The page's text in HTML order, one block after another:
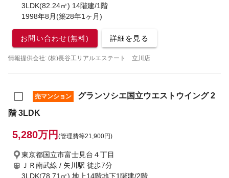
3LDK(82.24㎡) 14階建/1階
1998年8月(築28年1ヶ月)
お問い合わせ(無料) 詳細を見る
情報提供会社: (株)長谷工リアルエステート 立川店
売マンション
グランソシエ国立ウエストウイング 2
階 3LDK
5,280万円 (管理費等21,900円)
東京都国立市富士見台４丁目
ＪＲ南武線 / 矢川駅 徒歩7分
3LDK(78.71㎡) 地上14階地下1階建/2階